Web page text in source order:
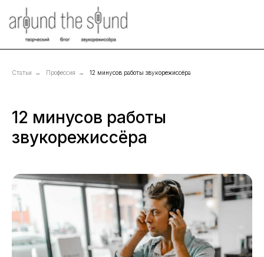
Статьи → Профессия → 12 минусов работы звукорежиссёра
12 минусов работы
звукорежиссёра